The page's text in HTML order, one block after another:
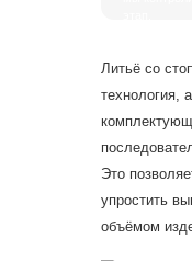
Литьё со
технология,
Это
упростить
объёмом